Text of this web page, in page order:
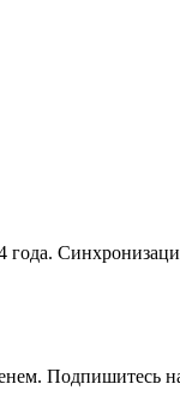
года.
Подпишитесь